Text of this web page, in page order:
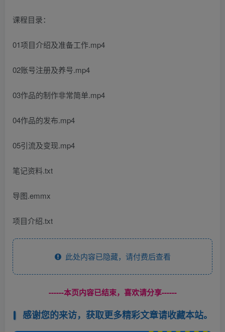
课程目录：
01项目介绍及准备工作.mp4
02账号注册及养号.mp4
03作品的制作非常简单.mp4
04作品的发布.mp4
05引流及变现.mp4
笔记资料.txt
导图.emmx
项目介绍.txt
此处内容已隐藏，请付费后查看
------本页内容已结束，喜欢请分享------
感谢您的来访，获取更多精彩文章请收藏本站。